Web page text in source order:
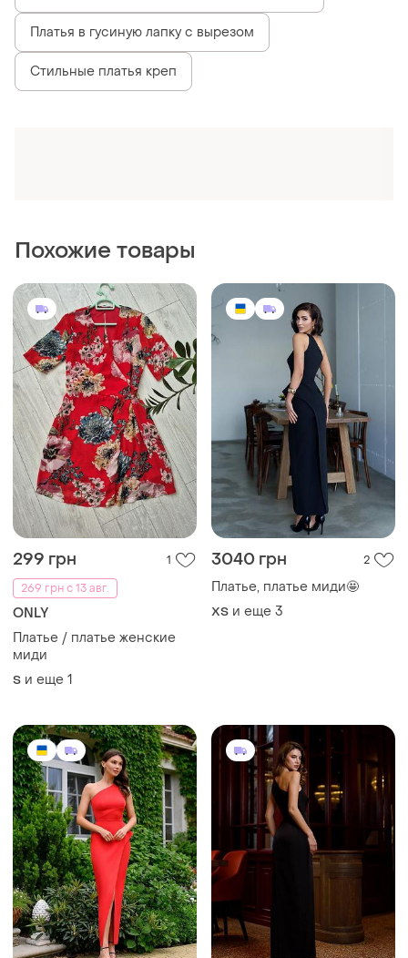
Платья в гусиную лапку с вырезом
Стильные платья креп
299 грн
1
269 грн с 13 авг.
ONLY
Платье / платье женские
и еще 1
3040 грн 2
Платье, платье миди🤩
ХS и еще 3
3040 грн 1
Платье, платье миди🤩
ХS и еще 3
3040 грн
Платье, платье миди🤩
ХS и еще